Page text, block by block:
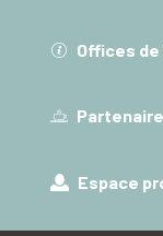
Offices
Espace